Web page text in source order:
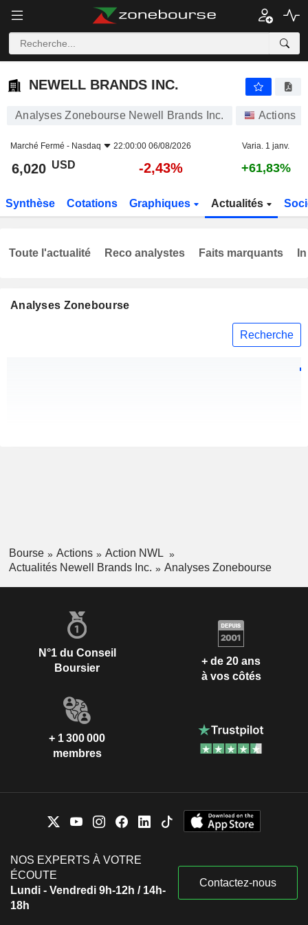
NEWELL BRANDS INC.
NEWELL BRANDS INC.
Analyses Zonebourse Newell Brands Inc. Actions
Marché Fermé - Nasdaq 22:00:00 06/08/2026 Varia. 1 janv.
6,020 USD -2,43% +61,83%
Synthèse Cotations Graphiques Actualités
Analyses Zonebourse
Recherche
Toute l'actualité Reco analystes Faits marquants
Bourse Actions
Action NWL
Actualités Newell Brands Inc.
Analyses Zonebourse
N°1 du Conseil
Boursier
+ de 20 ans
à vos côtés
+ 1 300 000
membres
NOS EXPERTS À VOTRE
ÉCOUTE
Lundi - Vendredi 9h-12h / 14h-
18h
Contactez-nous